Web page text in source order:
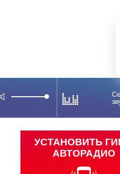
УСТАНОВИТЬ
АВТОРАДИО